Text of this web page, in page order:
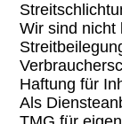
Wir sind nicht
Haftung für
Als